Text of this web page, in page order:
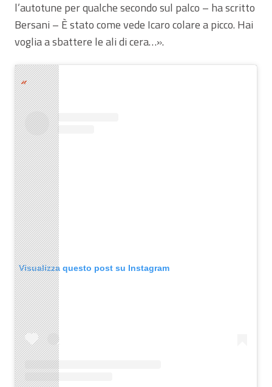
l’autotune per qualche secondo sul palco – ha scritto
Bersani – È stato come vede Icaro colare a picco. Hai
voglia a sbattere le ali di cera…».
Visualizza questo post su Instagram